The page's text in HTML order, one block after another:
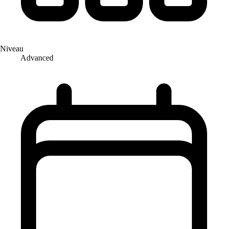
Niveau
Advanced